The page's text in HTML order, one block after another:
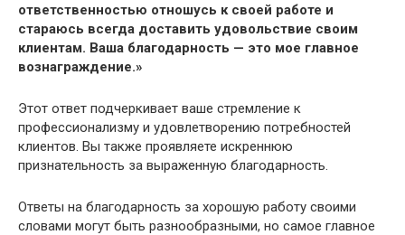
ответственностью отношусь к своей работе и
стараюсь всегда доставить удовольствие своим
клиентам. Ваша благодарность — это мое главное
вознаграждение.»
Этот ответ подчеркивает ваше стремление к
профессионализму и удовлетворению потребностей
клиентов. Вы также проявляете искреннюю
признательность за выраженную благодарность.
Ответы на благодарность за хорошую работу своими
словами могут быть разнообразными, но самое главное